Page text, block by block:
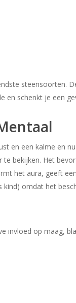
steensoorten.
en schenkt je een
en een kalme en
bekijken. Het
het aura, geeft
kind) omdat het
invloed op maag,